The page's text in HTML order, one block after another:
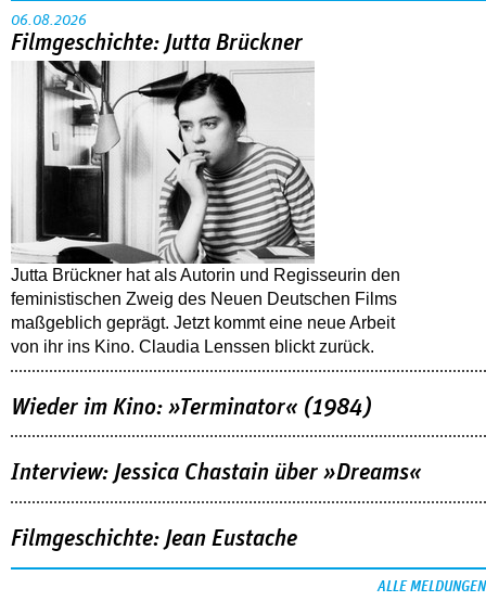
06.08.2026
Filmgeschichte: Jutta Brückner
Jutta Brückner hat als Autorin und Regisseurin den
feministischen Zweig des Neuen Deutschen Films
maßgeblich geprägt. Jetzt kommt eine neue Arbeit
von ihr ins Kino. Claudia Lenssen blickt zurück.
Wieder im Kino: »Terminator« (1984)
Interview: Jessica Chastain über »Dreams«
Filmgeschichte: Jean Eustache
ALLE MELDUNGEN